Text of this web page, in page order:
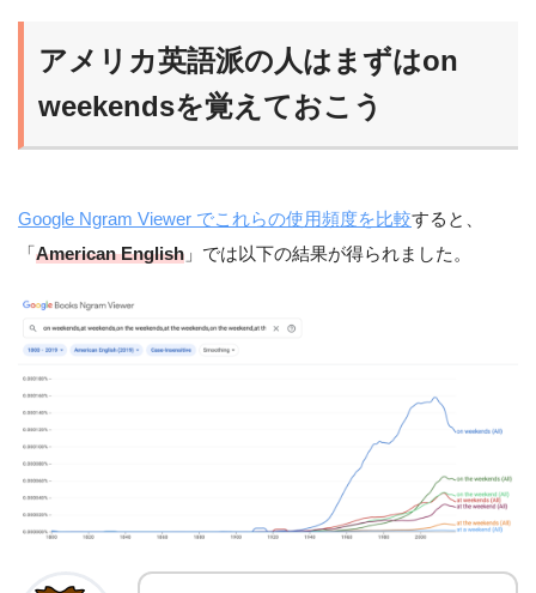
アメリカ英語派の人はまずはon
weekendsを覚えておこう
Google Ngram Viewer でこれらの使用頻度を比較すると、
「 American English 」では以下の結果が得られました。